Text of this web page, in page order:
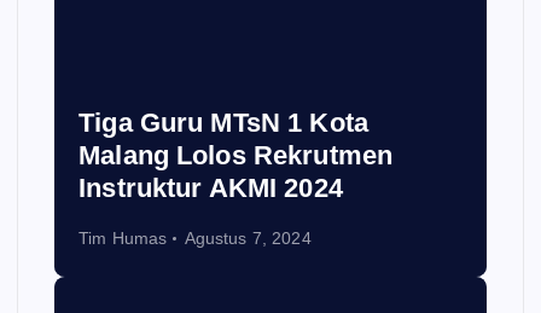
Tiga Guru MTsN 1 Kota
Malang Lolos Rekrutmen
Instruktur AKMI 2024
Tim Humas Agustus 7, 2024